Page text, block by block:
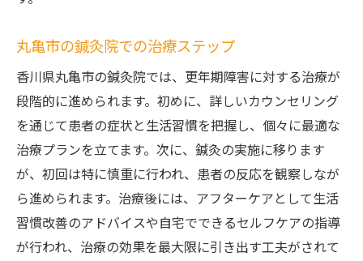
丸亀市の鍼灸院での治療ステップ
香川県丸亀市の鍼灸院では、更年期障害に対する治療が
段階的に進められます。初めに、詳しいカウンセリング
を通じて患者の症状と生活習慣を把握し、個々に最適な
治療プランを立てます。次に、鍼灸の実施に移ります
が、初回は特に慎重に行われ、患者の反応を観察しなが
ら進められます。治療後には、アフターケアとして生活
習慣改善のアドバイスや自宅でできるセルフケアの指導
が行われ、治療の効果を最大限に引き出す工夫がされて